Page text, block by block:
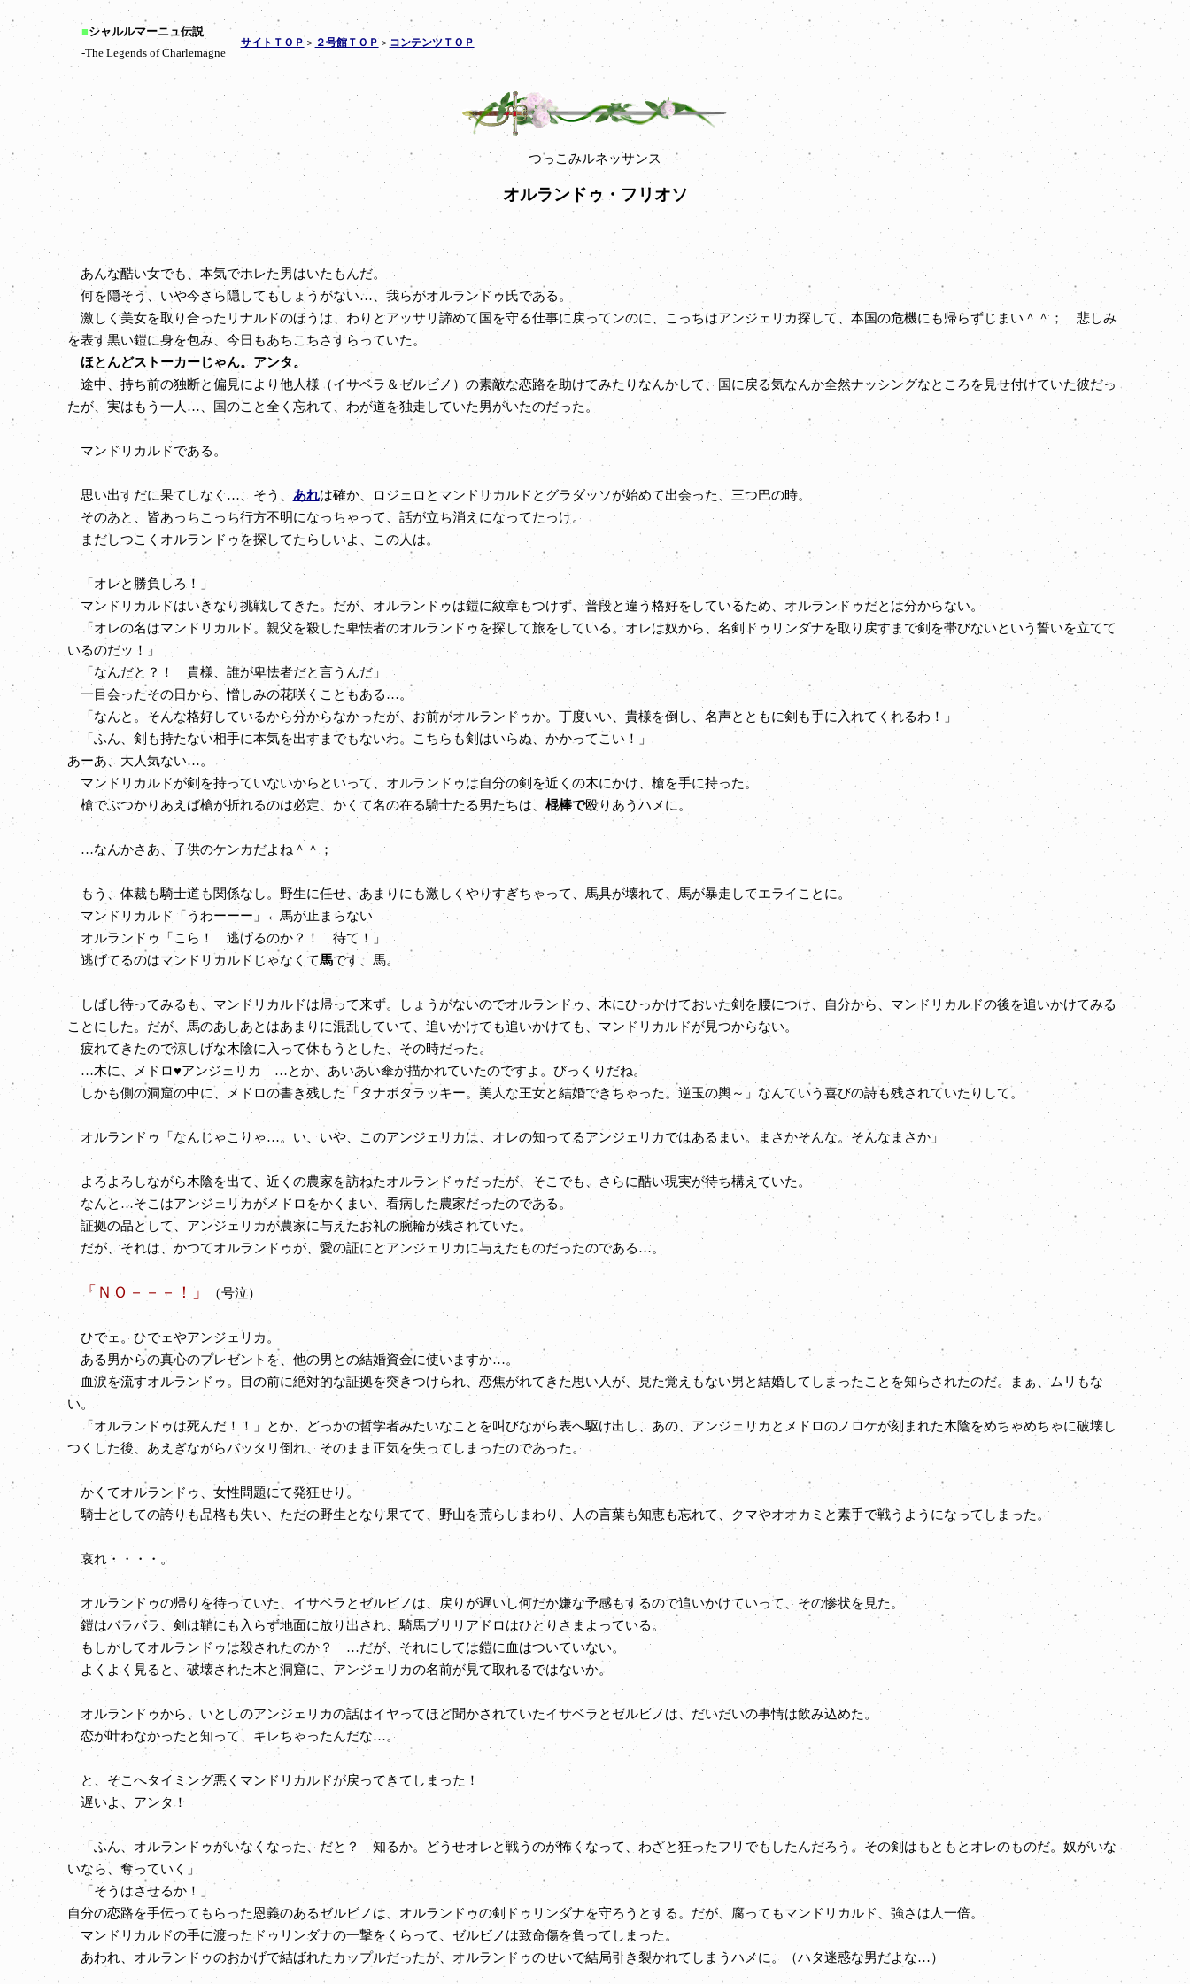
■シャルルマーニュ伝説
-The Legends of Charlemagne
サイトＴＯＰ＞ ２号館ＴＯＰ ＞ コンテンツＴＯＰ
つっこみルネッサンス
オルランドゥ・フリオソ
あんな酷い女でも、本気でホレた男はいたもんだ。
何を隠そう、いや今さら隠してもしょうがない…、我らがオルランドゥ氏である。
激しく美女を取り合ったリナルドのほうは、わりとアッサリ諦めて国を守る仕事に戻ってンのに、こっちはアンジェリカ探して、本国の危機にも帰らずじまい＾＾； 悲しみ
を表す黒い鎧に身を包み、今日もあちこちさすらっていた。
ほとんどストーカーじゃん。アンタ。
途中、持ち前の独断と偏見により他人様（イサベラ＆ゼルビノ）の素敵な恋路を助けてみたりなんかして、国に戻る気なんか全然ナッシングなところを見せ付けていた彼だっ
たが、実はもう一人…、国のこと全く忘れて、わが道を独走していた男がいたのだった。
マンドリカルドである。
思い出すだに果てしなく…、そう、 あれは確か、ロジェロとマンドリカルドとグラダッソが始めて出会った、三つ巴の時。
そのあと、皆あっちこっち行方不明になっちゃって、話が立ち消えになってたっけ。
まだしつこくオルランドゥを探してたらしいよ、この人は。
「オレと勝負しろ！」
マンドリカルドはいきなり挑戦してきた。だが、オルランドゥは鎧に紋章もつけず、普段と違う格好をしているため、オルランドゥだとは分からない。
「オレの名はマンドリカルド。親父を殺した卑怯者のオルランドゥを探して旅をしている。オレは奴から、名剣ドゥリンダナを取り戻すまで剣を帯びないという誓いを立てて
いるのだッ！」
「なんだと？！ 貴様、誰が卑怯者だと言うんだ」
一目会ったその日から、憎しみの花咲くこともある…。
「なんと。そんな格好しているから分からなかったが、お前がオルランドゥか。丁度いい、貴様を倒し、名声とともに剣も手に入れてくれるわ！」
「ふん、剣も持たない相手に本気を出すまでもないわ。こちらも剣はいらぬ、かかってこい！」
あーあ、大人気ない…。
マンドリカルドが剣を持っていないからといって、オルランドゥは自分の剣を近くの木にかけ、槍を手に持った。
槍でぶつかりあえば槍が折れるのは必定、かくて名の在る騎士たる男たちは、 棍棒で殴りあうハメに。
…なんかさあ、子供のケンカだよね＾＾；
もう、体裁も騎士道も関係なし。野生に任せ、あまりにも激しくやりすぎちゃって、馬具が壊れて、馬が暴走してエライことに。
マンドリカルド「うわーーー」←馬が止まらない
オルランドゥ「こら！ 逃げるのか？！ 待て！」
逃げてるのはマンドリカルドじゃなくて馬です、馬。
しばし待ってみるも、マンドリカルドは帰って来ず。しょうがないのでオルランドゥ、木にひっかけておいた剣を腰につけ、自分から、マンドリカルドの後を追いかけてみる
ことにした。だが、馬のあしあとはあまりに混乱していて、追いかけても追いかけても、マンドリカルドが見つからない。
疲れてきたので涼しげな木陰に入って休もうとした、その時だった。
…木に、メドロ♥アンジェリカ …とか、あいあい傘が描かれていたのですよ。びっくりだね。
しかも側の洞窟の中に、メドロの書き残した「タナボタラッキー。美人な王女と結婚できちゃった。逆玉の輿～」なんていう喜びの詩も残されていたりして。
オルランドゥ「なんじゃこりゃ…。い、いや、このアンジェリカは、オレの知ってるアンジェリカではあるまい。まさかそんな。そんなまさか」
よろよろしながら木陰を出て、近くの農家を訪ねたオルランドゥだったが、そこでも、さらに酷い現実が待ち構えていた。
なんと…そこはアンジェリカがメドロをかくまい、看病した農家だったのである。
証拠の品として、アンジェリカが農家に与えたお礼の腕輪が残されていた。
だが、それは、かつてオルランドゥが、愛の証にとアンジェリカに与えたものだったのである…。
「ＮＯ－－－！」 （号泣）
ひでェ。ひでェやアンジェリカ。
ある男からの真心のプレゼントを、他の男との結婚資金に使いますか…。
血涙を流すオルランドゥ。目の前に絶対的な証拠を突きつけられ、恋焦がれてきた思い人が、見た覚えもない男と結婚してしまったことを知らされたのだ。まぁ、ムリもな
い。
「オルランドゥは死んだ！！」とか、どっかの哲学者みたいなことを叫びながら表へ駆け出し、あの、アンジェリカとメドロのノロケが刻まれた木陰をめちゃめちゃに破壊し
つくした後、あえぎながらバッタリ倒れ、そのまま正気を失ってしまったのであった。
かくてオルランドゥ、女性問題にて発狂せり。
騎士としての誇りも品格も失い、ただの野生となり果てて、野山を荒らしまわり、人の言葉も知恵も忘れて、クマやオオカミと素手で戦うようになってしまった。
哀れ・・・・。
オルランドゥの帰りを待っていた、イサベラとゼルビノは、戻りが遅いし何だか嫌な予感もするので追いかけていって、その惨状を見た。
鎧はバラバラ、剣は鞘にも入らず地面に放り出され、騎馬ブリリアドロはひとりさまよっている。
もしかしてオルランドゥは殺されたのか？ …だが、それにしては鎧に血はついていない。
よくよく見ると、破壊された木と洞窟に、アンジェリカの名前が見て取れるではないか。
オルランドゥから、いとしのアンジェリカの話はイヤってほど聞かされていたイサベラとゼルビノは、だいだいの事情は飲み込めた。
恋が叶わなかったと知って、キレちゃったんだな…。
と、そこへタイミング悪くマンドリカルドが戻ってきてしまった！
遅いよ、アンタ！
「ふん、オルランドゥがいなくなった、だと？ 知るか。どうせオレと戦うのが怖くなって、わざと狂ったフリでもしたんだろう。その剣はもともとオレのものだ。奴がいな
いなら、奪っていく」
「そうはさせるか！」
自分の恋路を手伝ってもらった恩義のあるゼルビノは、オルランドゥの剣ドゥリンダナを守ろうとする。だが、腐ってもマンドリカルド、強さは人一倍。
マンドリカルドの手に渡ったドゥリンダナの一撃をくらって、ゼルビノは致命傷を負ってしまった。
あわれ、オルランドゥのおかげで結ばれたカップルだったが、オルランドゥのせいで結局引き裂かれてしまうハメに。（ハタ迷惑な男だよな…）